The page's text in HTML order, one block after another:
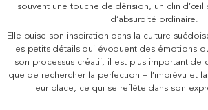
souvent une touche de dérision, un clin d’œil
d’absurdité ordinaire.
Elle puise son inspiration dans la culture
les petits détails qui évoquent des émotions
son processus créatif, il est plus important de
que de rechercher la perfection – l’imprévu et
leur place, ce qui se reflète dans son